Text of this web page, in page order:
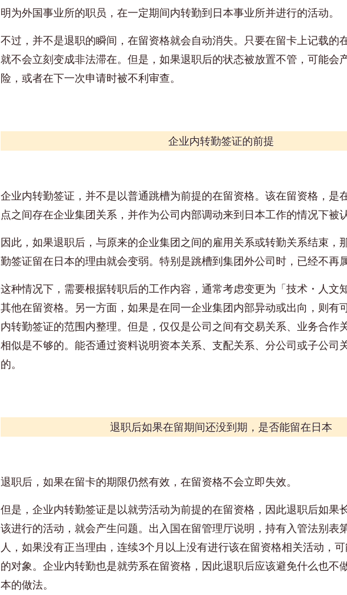
明为外国事业所的职员，在一定期间内转勤到日本事业所并进行的活动。
不过，并不是退职的瞬间，在留资格就会自动消失。只要在留卡上记载的
就不会立刻变成非法滞在。但是，如果退职后的状态被放置不管，可能会
险，或者在下一次申请时被不利审查。
企业内转勤签证的前提
企业内转勤签证，并不是以普通跳槽为前提的在留资格。该在留资格，是
点之间存在企业集团关系，并作为公司内部调动来到日本工作的情况下被认
因此，如果退职后，与原来的企业集团之间的雇用关系或转勤关系结束，
勤签证留在日本的理由就会变弱。特别是跳槽到集团外公司时，已经不再
这种情况下，需要根据转职后的工作内容，通常考虑变更为「技术・人文
其他在留资格。另一方面，如果是在同一企业集团内部异动或出向，则有
内转勤签证的范围内整理。但是，仅仅是公司之间有交易关系、业务合作
相似是不够的。能否通过资料说明资本关系、支配关系、分公司或子公司
的。
退职后如果在留期间还没到期，是否能留在日本
退职后，如果在留卡的期限仍然有效，在留资格不会立即失效。
但是，企业内转勤签证是以就劳活动为前提的在留资格，因此退职后如果
该进行的活动，就会产生问题。出入国在留管理厅说明，持有入管法别表
人，如果没有正当理由，连续3个月以上没有进行该在留资格相关活动，
的对象。企业内转勤也是就劳系在留资格，因此退职后应该避免什么也不
本的做法。